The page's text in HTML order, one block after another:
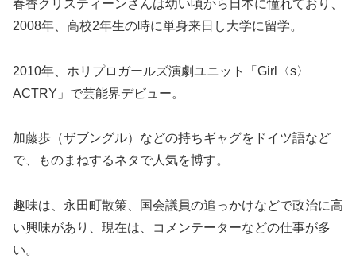
春香クリスティーンさんは幼い頃から日本に憧れており、
2008年、高校2年生の時に単身来日し大学に留学。
2010年、ホリプロガールズ演劇ユニット「Girl〈s〉
ACTRY」で芸能界デビュー。
加藤歩（ザブングル）などの持ちギャグをドイツ語など
で、ものまねするネタで人気を博す。
趣味は、永田町散策、国会議員の追っかけなどで政治に高
い興味があり、現在は、コメンテーターなどの仕事が多
い。